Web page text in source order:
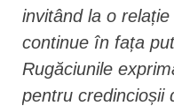
invitând la o
continue în fața
Rugăciunile
pentru credincioșii